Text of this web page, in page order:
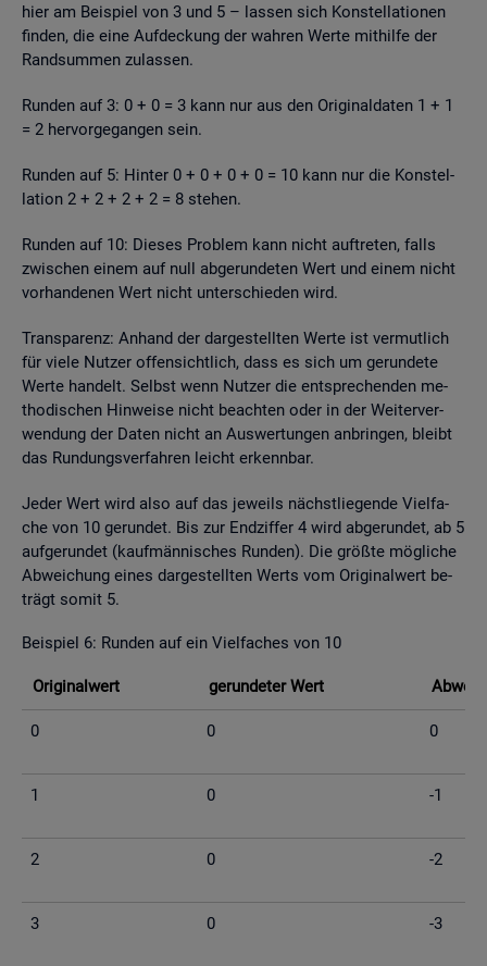
hier am Bei­spiel von 3 und 5 – las­sen sich Kon­stel­la­tio­nen
fin­den, die eine Auf­de­ckung der wah­ren Werte mit­hil­fe der
Rand­sum­men zu­las­sen.
Run­den auf 3: 0 + 0 = 3 kann nur aus den Ori­gi­nal­da­ten 1 + 1
= 2 her­vor­ge­gan­gen sein.
Run­den auf 5: Hin­ter 0 + 0 + 0 + 0 = 10 kann nur die Kon­stel­
la­ti­on 2 + 2 + 2 + 2 = 8 ste­hen.
Run­den auf 10: Die­ses Pro­blem kann nicht auf­tre­ten, falls
zwi­schen einem auf null ab­ge­run­de­ten Wert und einem nicht
vor­han­de­nen Wert nicht un­ter­schie­den wird.
Trans­pa­renz: An­hand der dar­ge­stell­ten Werte ist ver­mut­lich
für viele Nut­zer of­fen­sicht­lich, dass es sich um ge­run­de­te
Werte han­delt. Selbst wenn Nut­zer die ent­spre­chen­den me­
tho­di­schen Hin­wei­se nicht be­ach­ten oder in der Wei­ter­ver­
wen­dung der Daten nicht an Aus­wer­tun­gen an­brin­gen, bleibt
das Run­dungs­ver­fah­ren leicht er­kenn­bar.
Jeder Wert wird also auf das je­weils nächst­lie­gen­de Viel­fa­
che von 10 ge­run­det. Bis zur End­zif­fer 4 wird ab­ge­run­det, ab 5
auf­ge­run­det (kauf­män­ni­sches Run­den). Die grö­ß­te mög­li­che
Ab­wei­chung eines dar­ge­stell­ten Werts vom Ori­gi­nal­wert be­
trägt somit 5.
Bei­spiel 6: Run­den auf ein Viel­fa­ches von 10
Ori­gi­nal­wert ge­run­de­ter Wert
0 0 0
1 0 -1
2 0 -2
3 0 -3